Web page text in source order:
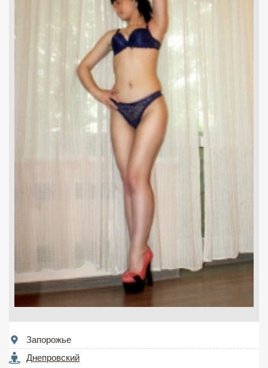
Запорожье
Днепровский